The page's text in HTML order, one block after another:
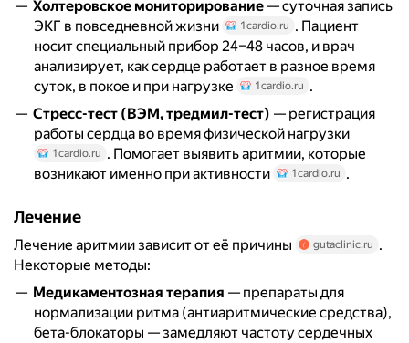
Холтеровское мониторирование — суточная запись
ЭКГ в повседневной жизни
1cardio.ru . Пациент
носит специальный прибор 24–48 часов, и врач
анализирует, как сердце работает в разное время
суток, в покое и при нагрузке
1cardio.ru .
Стресс-тест (ВЭМ, тредмил-тест) — регистрация
работы сердца во время физической нагрузки
1cardio.ru . Помогает выявить аритмии, которые
возникают именно при активности
1cardio.ru .
Лечение
Лечение аритмии зависит от её причины gutaclinic.ru .
Некоторые методы:
Медикаментозная терапия — препараты для
нормализации ритма (антиаритмические средства),
бета-блокаторы — замедляют частоту сердечных